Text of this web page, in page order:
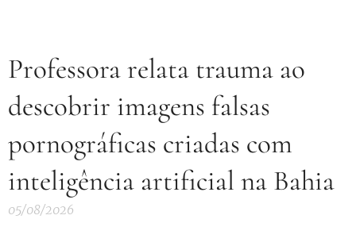
Professora relata trauma ao
descobrir imagens falsas
pornográficas criadas com
inteligência artificial na Bahia
05/08/2026